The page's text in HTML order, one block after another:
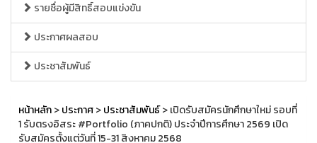
รายชื่อผู้มีสิทธิ์สอบแข่งขัน
ประกาศผลสอบ
ประชาสัมพันธ์
หน้าหลัก>ประกาศ>ประชาสัมพันธ์> เปิดรับสมัครนักศึกษาใหม่ รอบที่
1 รับตรงอิสระ #Portfolio (ภาคปกติ) ประจำปีการศึกษา 2569 เปิด
รับสมัครตั้งแต่วันที่ 15-31 สิงหาคม 2568